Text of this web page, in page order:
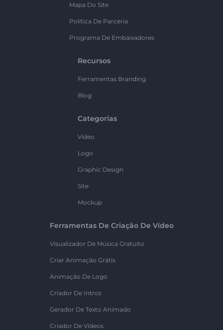
Mapa Do Site
Política De Parceria
Programa De Embaixadores
Recursos
Ferramentas Branding
Blog
Categorias
Vídeo
Logo
Graphic Design
Site
Mockup
Ferramentas De Criação De Vídeo
Visualizador De Música Gratuito
Criar Animação Grátis
Animação De Logo
Criador De Intros
Gerador De Texto Animado
Criador De Vídeos